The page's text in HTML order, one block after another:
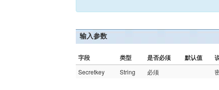
输入参数
字段 类型 是否必须 默认值
Secretkey String 必须